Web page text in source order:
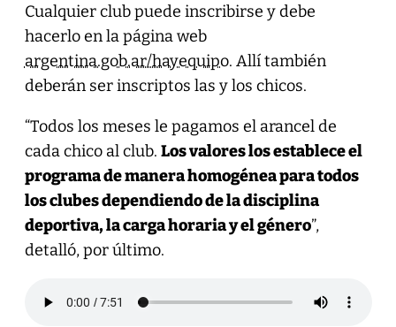
Cualquier club puede inscribirse y debe
hacerlo en la página web
argentina.gob.ar/hayequipo. Allí también
deberán ser inscriptos las y los chicos.
“Todos los meses le pagamos el arancel de
cada chico al club. Los valores los establece el
programa de manera homogénea para todos
los clubes dependiendo de la disciplina
deportiva, la carga horaria y el género”,
detalló, por último.